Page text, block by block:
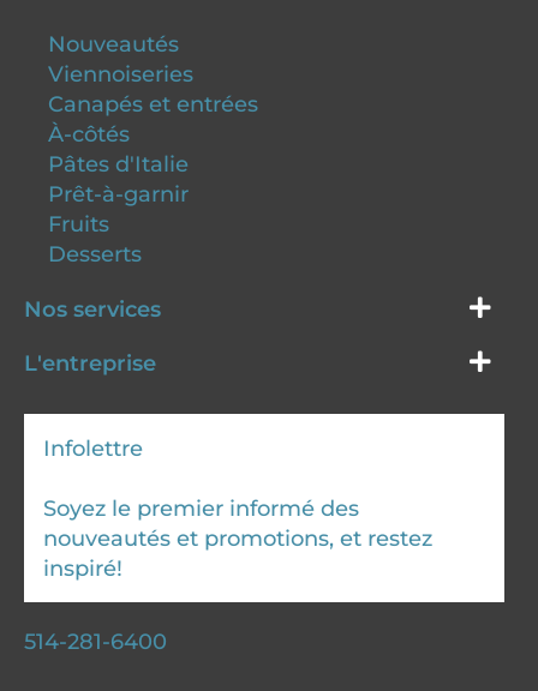
Nouveautés
Viennoiseries
Canapés et entrées
À-côtés
Pâtes d'Italie
Prêt-à-garnir
Fruits
Desserts
Nos services
L'entreprise
Infolettre
Soyez le premier informé des
nouveautés et promotions, et restez
inspiré!
514-281-6400